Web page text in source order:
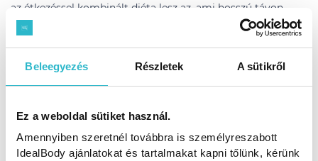
Beleegyezés Részletek A sütikről
Ez a weboldal sütiket használ.
Amennyiben szeretnél továbbra is személyreszabott
IdealBody ajánlatokat és tartalmakat kapni tőlünk, kérünk
az étkezéssel kombinált diéta lesz az, ami hosszú távon
biztosítani fogja neked a sikeres fogyást. A diéta három,
egyre könnyebben tartható szakaszból áll, és az első három
Megnézem a teljes leírást>>
Bármelyik módszert válaszd is, az közös bennük, hogy a
magasságodtól függően 3, 4 vagy 5 étkezést fogsz
fogyasztani az alábbiak szerint: